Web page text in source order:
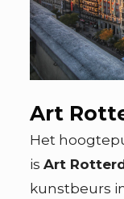
Art
Het
is Art
kunstbeurs